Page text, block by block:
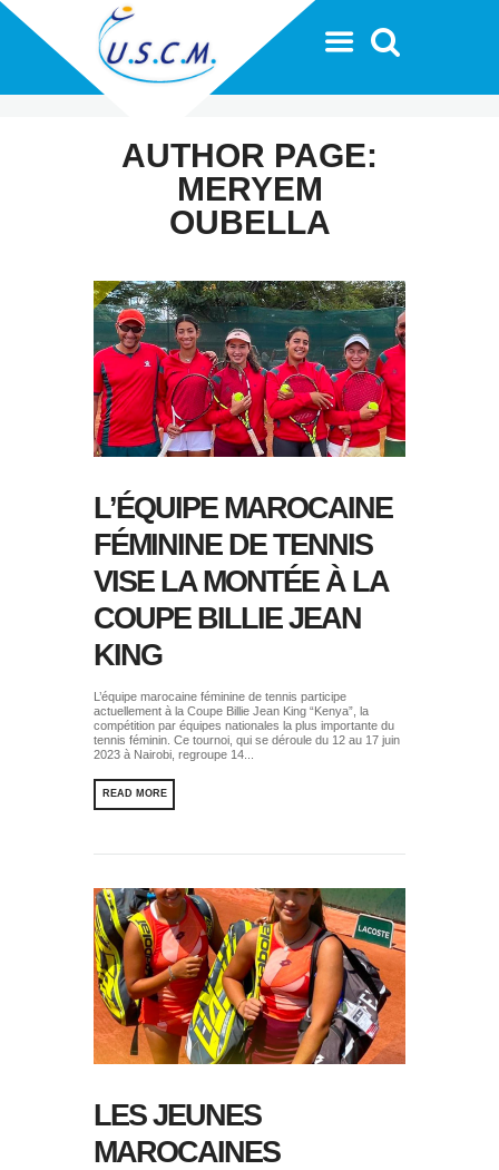
AUTHOR PAGE:
MERYEM
OUBELLA
L’ÉQUIPE MAROCAINE
FÉMININE DE TENNIS
VISE LA MONTÉE À LA
COUPE BILLIE JEAN
KING
L’équipe marocaine féminine de tennis participe
actuellement à la Coupe Billie Jean King “Kenya”, la
compétition par équipes nationales la plus importante du
tennis féminin. Ce tournoi, qui se déroule du 12 au 17 juin
2023 à Nairobi, regroupe 14...
READ MORE
LES JEUNES
MAROCAINES